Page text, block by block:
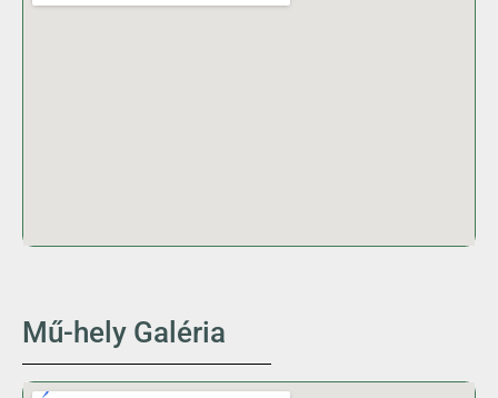
Mű-hely Galéria